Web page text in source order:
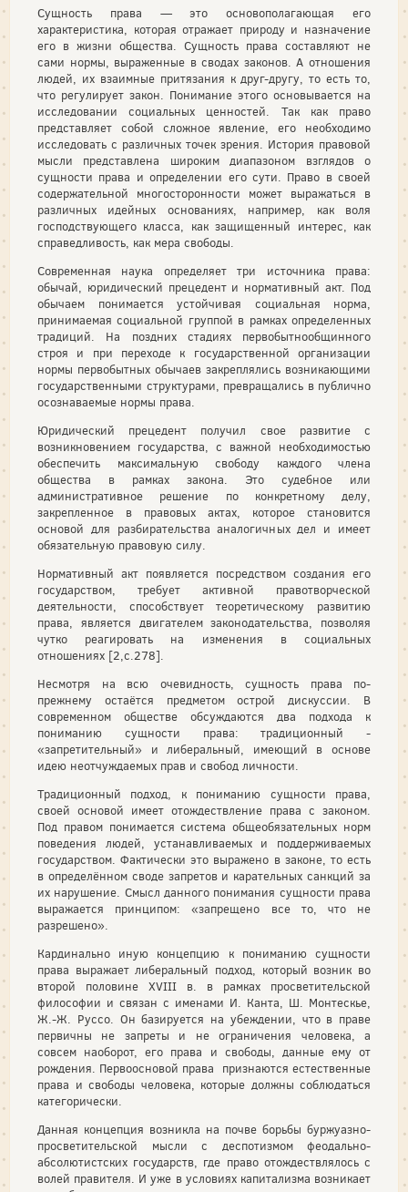
Сущность права — это основополагающая его
характеристика, которая отражает природу и назначение
его в жизни общества. Сущность права составляют не
сами нормы, выраженные в сводах законов. А отношения
людей, их взаимные притязания к друг-другу, то есть то,
что регулирует закон. Понимание этого основывается на
исследовании социальных ценностей. Так как право
представляет собой сложное явление, его необходимо
исследовать с различных точек зрения. История правовой
мысли представлена широким диапазоном взглядов о
сущности права и определении его сути. Право в своей
содержательной многосторонности может выражаться в
различных идейных основаниях, например, как воля
господствующего класса, как защищенный интерес, как
справедливость, как мера свободы.
Современная наука определяет три источника права:
обычай, юридический прецедент и нормативный акт. Под
обычаем понимается устойчивая социальная норма,
принимаемая социальной группой в рамках определенных
традиций. На поздних стадиях первобытнообщинного
строя и при переходе к государственной организации
нормы первобытных обычаев закреплялись возникающими
государственными структурами, превращались в публично
осознаваемые нормы права.
Юридический прецедент получил свое развитие с
возникновением государства, с важной необходимостью
обеспечить максимальную свободу каждого члена
общества в рамках закона. Это судебное или
административное решение по конкретному делу,
закрепленное в правовых актах, которое становится
основой для разбирательства аналогичных дел и имеет
обязательную правовую силу.
Нормативный акт появляется посредством создания его
государством, требует активной правотворческой
деятельности, способствует теоретическому развитию
права, является двигателем законодательства, позволяя
чутко реагировать на изменения в социальных
отношениях [2,с.278].
Несмотря на всю очевидность, сущность права по-
прежнему остаётся предметом острой дискуссии. В
современном обществе обсуждаются два подхода к
пониманию сущности права: традиционный -
«запретительный» и либеральный, имеющий в основе
идею неотчуждаемых прав и свобод личности.
Традиционный подход, к пониманию сущности права,
своей основой имеет отождествление права с законом.
Под правом понимается система общеобязательных норм
поведения людей, устанавливаемых и поддерживаемых
государством. Фактически это выражено в законе, то есть
в определённом своде запретов и карательных санкций за
их нарушение. Смысл данного понимания сущности права
выражается принципом: «запрещено все то, что не
разрешено».
Кардинально иную концепцию к пониманию сущности
права выражает либеральный подход, который возник во
второй половине XVIII в. в рамках просветительской
философии и связан с именами И. Канта, Ш. Монтескье,
Ж.-Ж. Руссо. Он базируется на убеждении, что в праве
первичны не запреты и не ограничения человека, а
совсем наоборот, его права и свободы, данные ему от
рождения. Первоосновой права признаются естественные
права и свободы человека, которые должны соблюдаться
категорически.
Данная концепция возникла на почве борьбы буржуазно-
просветительской мысли с деспотизмом феодально-
абсолютистских государств, где право отождествлялось с
волей правителя. И уже в условиях капитализма возникает